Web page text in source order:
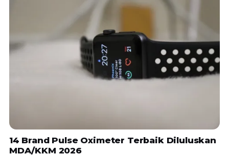
14 Brand Pulse Oximeter Terbaik Diluluskan
MDA/KKM 2026